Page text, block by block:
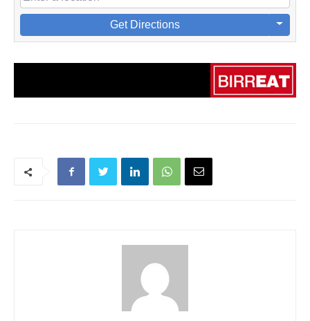
Get Directions